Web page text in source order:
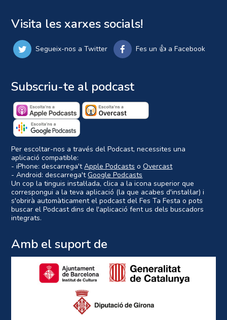
Visita les xarxes socials!
Segueix-nos a Twitter Fes un 👍 a Facebook
Subscriu-te al podcast
Per escoltar-nos a través del Podcast, necessites una
aplicació compatible:
- iPhone: descarrega'tApple Podcasts oOvercast
- Android: descarrega'tGoogle Podcasts
Un cop la tinguis instal·lada, clica a la icona superior que
correspongui a la teva aplicació (la que acabes d'instal·lar) i
s'obrirà automàticament el podcast del Fes Ta Festa o pots
buscar el Podcast dins de l'aplicació fent us dels buscadors
integrats.
Amb el suport de